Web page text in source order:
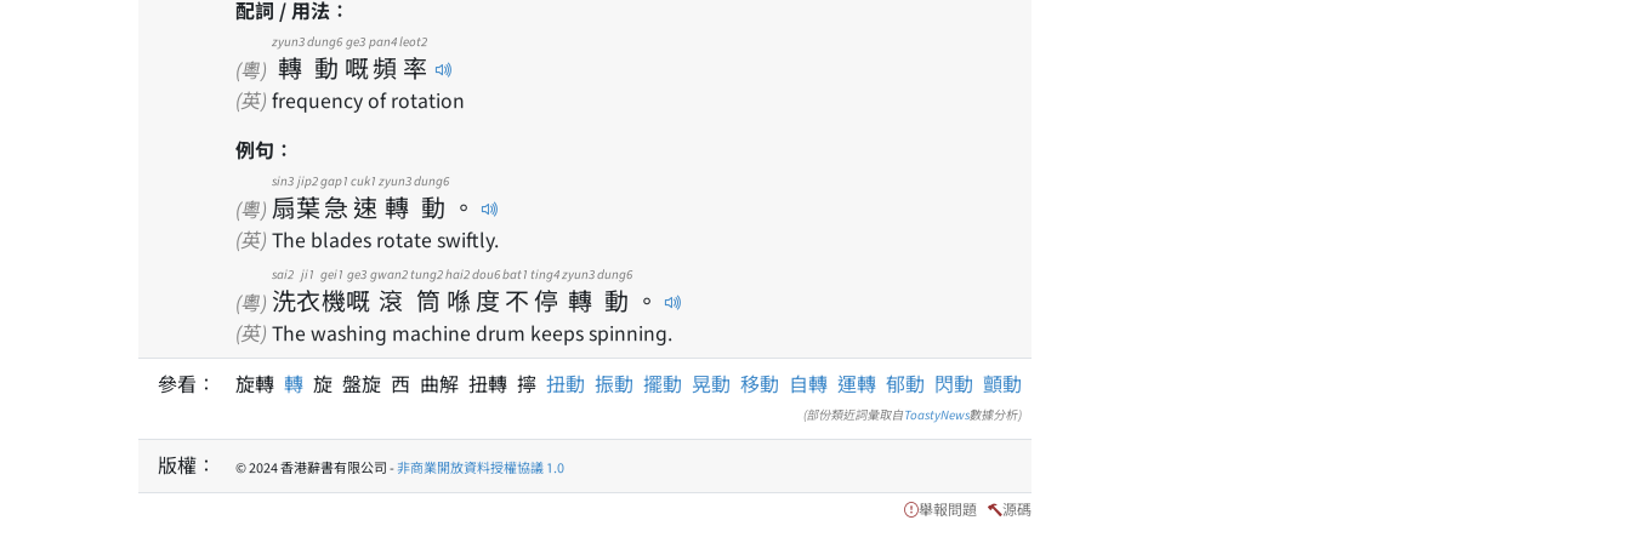
配詞 / 用法：
(粵) 轉
zyun3
動
dung6
嘅
ge3
頻
pan4
率
leot2
(英) frequency of rotation
例句：
(粵) 扇
sin3
葉
jip2
急
gap1
速
cuk1
轉
zyun3
動
dung6
。
(英) The blades rotate swiftly.
(粵) 洗
sai2
衣
ji1
機
gei1
嘅
ge3
滾
gwan2
筒
tung2
喺
hai2
度
dou6
不
bat1
停
ting4
轉
zyun3
動
dung6
。
(英) The washing machine drum keeps spinning.
參看：
旋轉 轉 旋 盤旋 西 曲解 扭轉 擰 扭動 振動 擺動 晃動 移動 自轉 運轉 郁動 閃動 顫動
(部份類近詞彙取自ToastyNews數據分析)
版權： © 2024 香港辭書有限公司 -非商業開放資料授權協議 1.0
舉報問題 源碼